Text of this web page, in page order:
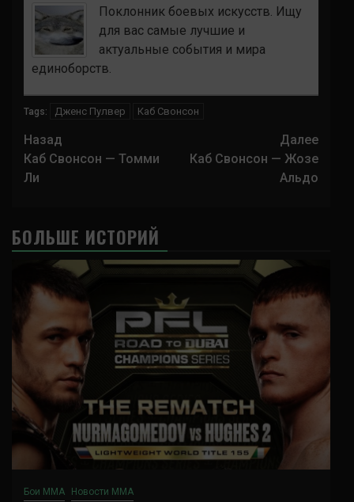
Поклонник боевых искусств. Ищу
для вас самые лучшие и
актуальные события и мира
единоборств.
Tags: Дженс Пулвер Каб Свонсон
Навигация
записи
Назад
Каб Свонсон — Томми
Ли
Далее
Каб Свонсон — Жозе
Альдо
БОЛЬШЕ ИСТОРИЙ
Бои ММА Новости ММА